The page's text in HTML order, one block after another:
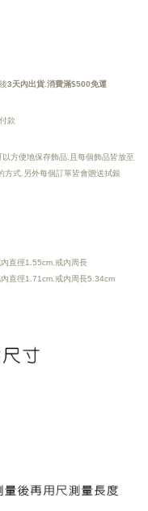
3天內出貨.消費滿$500免運
款
方便地保存飾品.且每個飾品皆放至
方式.另外每個訂單皆會贈送拭銀
直徑1.55cm.戒內周長
直徑1.71cm.戒內周長5.34cm